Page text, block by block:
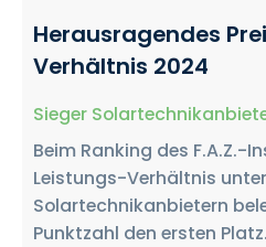
Herausragendes
Verhältnis 2024
Sieger
Beim Ranking des F.A.Z.-
Leistungs-Verhältnis unter
Solartechnikanbietern
Punktzahl den ersten Platz.